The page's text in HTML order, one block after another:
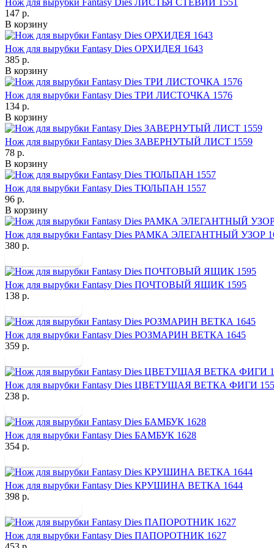
Нож для вырубки Fantasy Dies ЛИСТЬЯ СТЕВИИ 1551
147 р.
В корзину
Нож для вырубки Fantasy Dies ОРХИДЕЯ 1643
385 р.
В корзину
Нож для вырубки Fantasy Dies ТРИ ЛИСТОЧКА 1576
134 р.
В корзину
Нож для вырубки Fantasy Dies ЗАВЕРНУТЫЙ ЛИСТ 1559
78 р.
В корзину
Нож для вырубки Fantasy Dies ТЮЛЬПАН 1557
96 р.
В корзину
Нож для вырубки Fantasy Dies РАМКА ЭЛЕГАНТНЫЙ УЗОР
380 р.
Нож для вырубки Fantasy Dies ПОЧТОВЫЙ ЯЩИК 1595
138 р.
Нож для вырубки Fantasy Dies РОЗМАРИН ВЕТКА 1645
359 р.
Нож для вырубки Fantasy Dies ЦВЕТУЩАЯ ВЕТКА ФИГИ
238 р.
Нож для вырубки Fantasy Dies БАМБУК 1628
354 р.
Нож для вырубки Fantasy Dies КРУШИНА ВЕТКА 1644
398 р.
Нож для вырубки Fantasy Dies ПАПОРОТНИК 1627